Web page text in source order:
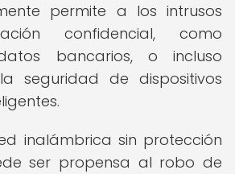
permite a los intrusos
confidencial, como
bancarios, o incluso
seguridad de dispositivos
inalámbrica sin protección
ser propensa al robo de